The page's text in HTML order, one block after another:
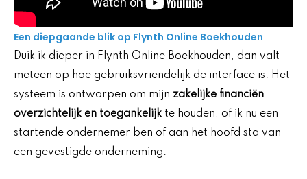
Een diepgaande blik op Flynth Online Boekhouden
Duik ik dieper in Flynth Online Boekhouden, dan valt
meteen op hoe gebruiksvriendelijk de interface is. Het
systeem is ontworpen om mijn zakelijke financiën
overzichtelijk en toegankelijk te houden, of ik nu een
startende ondernemer ben of aan het hoofd sta van
een gevestigde onderneming.